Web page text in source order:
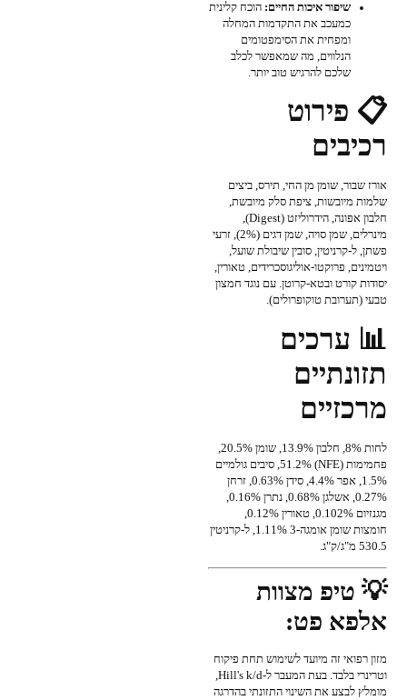
שיפור איכות החיים: הוכח קלינית
כמעכב את התקדמות המחלה
ומפחית את הסימפטומים
הנלווים, מה שמאפשר לכלב
שלכם להרגיש טוב יותר.
📋 פירוט
רכיבים
אורז שבור, שומן מן החי, תירס, ביצים
שלמות מיובשות, ציפת סלק מיובשת,
חלבון אפונה, הידרוליזט (Digest),
מינרלים, שמן סויה, שמן דגים (2%), זרעי
פשתן, ל-קרניטין, סובין שיבולת שועל,
ויטמינים, פרוקטו-אוליגוסכרידים, טאורין,
יסודות קורט ובטא-קרוטן. עם נוגד חמצון
טבעי (תערובת טוקופרולים).
📊 ערכים
תזונתיים
מרכזיים
פחמימות (NFE) 51.2%, סיבים גולמיים
1.5%, אפר 4.4%, סידן 0.63%, זרחן
חומצות שומן אומגה-3 1.11%, ל-קרניטין
530.5 מ"ג/ק"ג.
💡 טיפ מצוות
אלפא פט:
מזון רפואי זה מיועד לשימוש תחת פיקוח
וטרינרי בלבד. בעת המעבר ל-Hill's k/d,
מומלץ לבצע את השינוי התזונתי בהדרגה